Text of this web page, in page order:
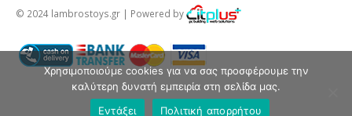
© 2024 lambrostoys.gr | Powered by
Χρησιμοποιούμε cookies για να σας προσφέρουμε την
καλύτερη δυνατή εμπειρία στη σελίδα μας.
Εντάξει
Πολιτική απορρήτου